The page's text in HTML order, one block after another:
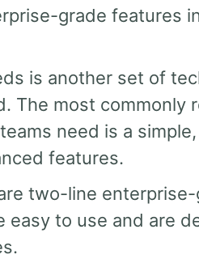
grade features
is another set of
The most commonly
need is a
features.
two-line
easy to use and are